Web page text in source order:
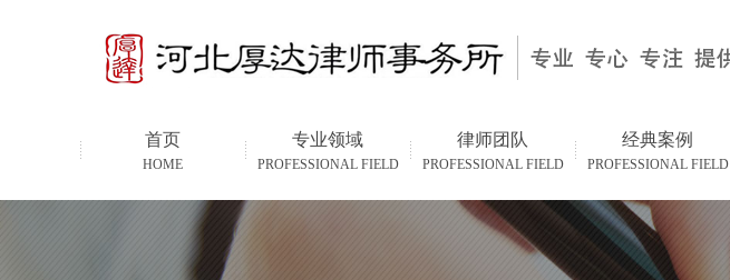
首页
HOME
专业领域
PROFESSIONAL FIELD
律师团队
PROFESSIONAL FIELD
经典案例
PROFESSIONAL FIELD